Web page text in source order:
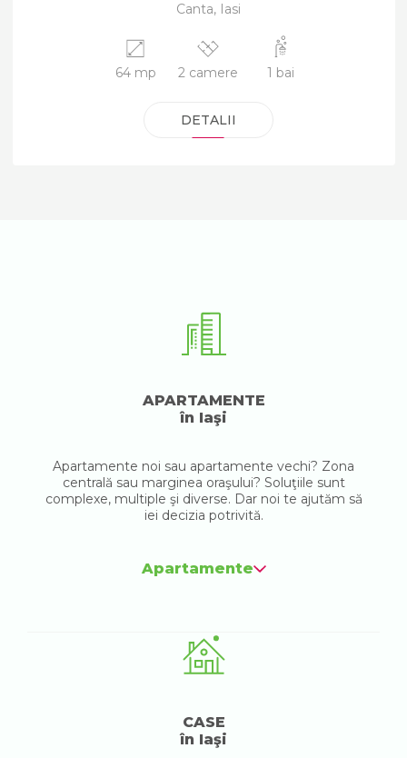
Canta, Iasi
64 mp 2 camere 1 bai
DETALII
APARTAMENTE
în Iaşi
Apartamente noi sau apartamente vechi? Zona
centrală sau marginea oraşului? Soluţiile sunt
complexe, multiple şi diverse. Dar noi te ajutăm să
iei decizia potrivită.
Apartamente
CASE
în Iaşi